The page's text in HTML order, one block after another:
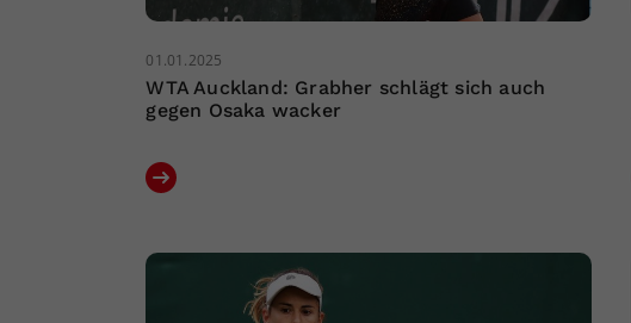
01.01.2025
WTA Auckland: Grabher schlägt sich auch
gegen Osaka wacker